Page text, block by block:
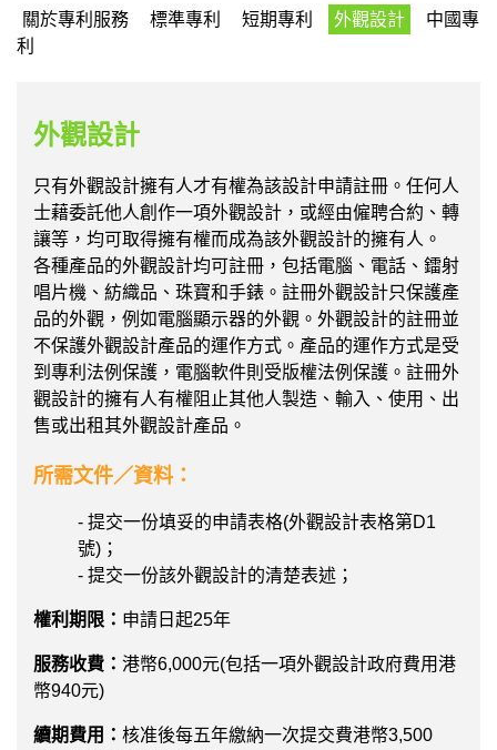
關於專利服務 標準專利 短期專利 外觀設計
中國專
利
外觀設計
只有外觀設計擁有人才有權為該設計申請註冊。任何人
士藉委託他人創作一項外觀設計，或經由僱聘合約、轉
讓等，均可取得擁有權而成為該外觀設計的擁有人。
各種產品的外觀設計均可註冊，包括電腦、電話、鐳射
唱片機、紡織品、珠寶和手錶。註冊外觀設計只保護產
品的外觀，例如電腦顯示器的外觀。外觀設計的註冊並
不保護外觀設計產品的運作方式。產品的運作方式是受
到專利法例保護，電腦軟件則受版權法例保護。註冊外
觀設計的擁有人有權阻止其他人製造、輸入、使用、出
售或出租其外觀設計產品。
所需文件／資料：
- 提交一份填妥的申請表格(外觀設計表格第D1
號)；
- 提交一份該外觀設計的清楚表述；
權利期限： 申請日起25年
服務收費： 港幣6,000元(包括一項外觀設計政府費用港
幣940元)
續期費用： 核准後每五年繳納一次提交費港幣3,500